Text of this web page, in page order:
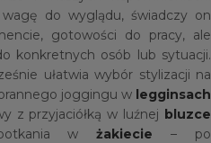
do wyglądu, świadczy on
gotowości do pracy, ale
konkretnych osób lub sytuacji.
ułatwia wybór stylizacji na
joggingu w legginsach
z przyjaciółką w luźnej bluzce
wżakiecie – po